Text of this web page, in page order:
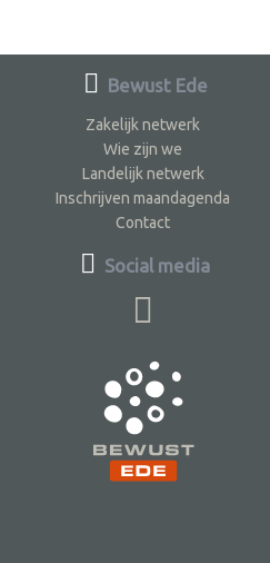
Bewust Ede
Zakelijk netwerk
Wie zijn we
Landelijk netwerk
Inschrijven maandagenda
Contact
Social media